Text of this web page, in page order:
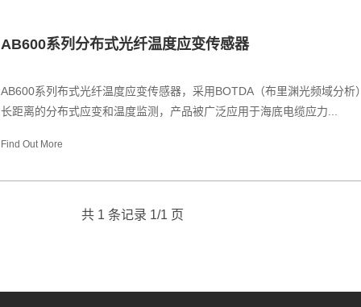
AB600系列分布式光纤温度应变传感器
AB600系列布式光纤温度应变传感器，采用BOTDA（布里渊光频域分析
长距离的分布式应变和温度监测，产品被广泛应用于海底电缆应力...
Find Out More
共 1 条记录 1/1 页